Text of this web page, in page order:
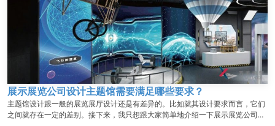
展示展览公司设计主题馆需要满足哪些要求？
主题馆设计跟一般的展览展厅设计还是有差异的。比如就其设计要求而言，它们
之间就存在一定的差别。接下来，我只想跟大家简单地介绍一下展示展览公司设